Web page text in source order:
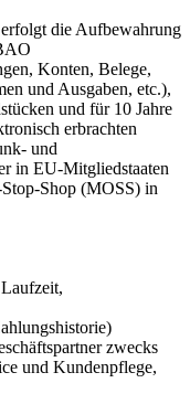
die Aufbewahrung
Konten, Belege,
und Ausgaben, etc.),
und für 10 Jahre
erbrachten
und
in EU-Mitgliedstaaten
Shop (MOSS) in
zwecks
und Kundenpflege,